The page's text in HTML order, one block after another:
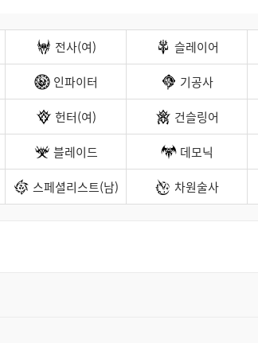
색
전사(여) 슬레이어
인파이터 기공사
헌터(여) 건슬링어
블레이드 데모닉
스페셜리스트(남) 차원술사